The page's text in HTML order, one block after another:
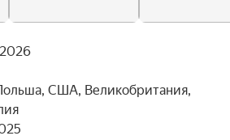
США, Великобритания,